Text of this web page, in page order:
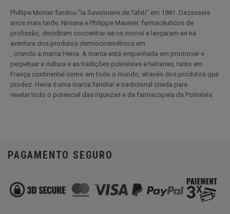
Phillipe Monier fundou "la Savonnerie de Tahiti" em 1981. Dezasseis
anos mais tarde, Nirvana e Philippe Maunier, farmacêuticos de
profissão, decidiram concentrar-se no monoi e lançaram-se na
aventura dos produtos dermocosméticos em
, criando a marca Heïva. A marca está empenhada em promover e
perpetuar a cultura e as tradições polinésias e taitianas, tanto em
França continental como em todo o mundo, através dos produtos que
produz. Heïva é uma marca familiar e tradicional criada para
revelar todo o potencial das riquezas e da farmacopeia da Polinésia.
PAGAMENTO SEGURO